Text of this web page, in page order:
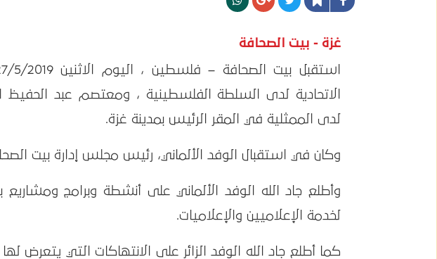
غزة - بيت الصحافة
الاتحادية لدى السلطة الفلسطينية ، ومعتصم عبد
لدى الممثلية في المقر الرئيس بمدينة غزة.
وكان في استقبال الوفد الألماني، رئيس مجلس إدارة بيت
وأطلع جاد الله الوفد الألماني على أنشطة وبرامج ومشاريع
لخدمة الإعلاميين والإعلاميات.
كما أطلع جاد الله الوفد الزائر على الانتهاكات التي يتعرض